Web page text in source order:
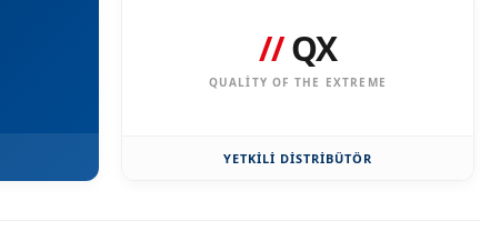
//QX
QUALITY OF THE EXTREME
YETKİLİ DİSTRİBÜTÖR